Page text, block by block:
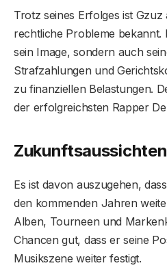
Trotz seines Erfolges ist
rechtliche Probleme bekannt.
sein Image, sondern auch
Strafzahlungen und
zu finanziellen Belastungen.
der erfolgreichsten Rapper
Zukunftsaussichten
Es ist davon auszugehen,
den kommenden Jahren
Alben, Tourneen und
Chancen gut, dass er seine
Musikszene weiter festigt.